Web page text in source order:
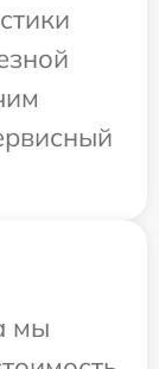
мы